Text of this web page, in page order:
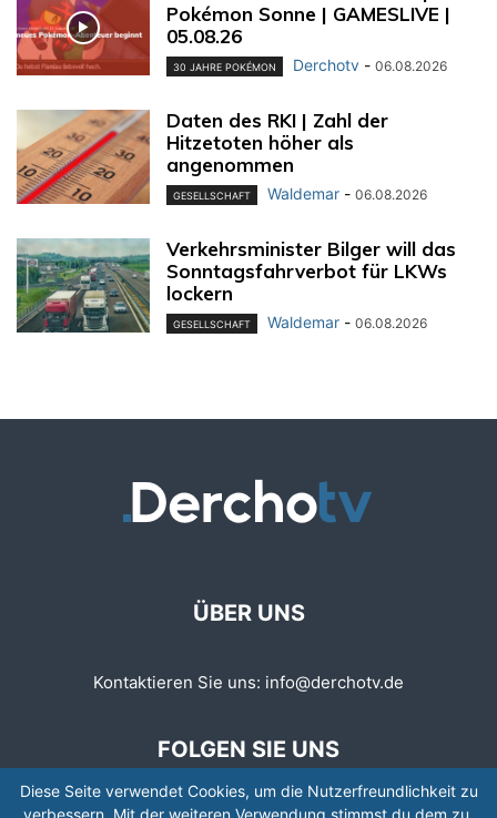
Pokémon Sonne | GAMESLIVE |
05.08.26
30 JAHRE POKÉMON Derchotv - 06.08.2026
Daten des RKI | Zahl der
Hitzetoten höher als
angenommen
GESELLSCHAFT Waldemar - 06.08.2026
Verkehrsminister Bilger will das
Sonntagsfahrverbot für LKWs
lockern
GESELLSCHAFT Waldemar - 06.08.2026
ÜBER UNS
Kontaktieren Sie uns: info@derchotv.de
FOLGEN SIE UNS
Diese Seite verwendet Cookies, um die Nutzerfreundlichkeit zu
verbessern. Mit der weiteren Verwendung stimmst du dem zu.